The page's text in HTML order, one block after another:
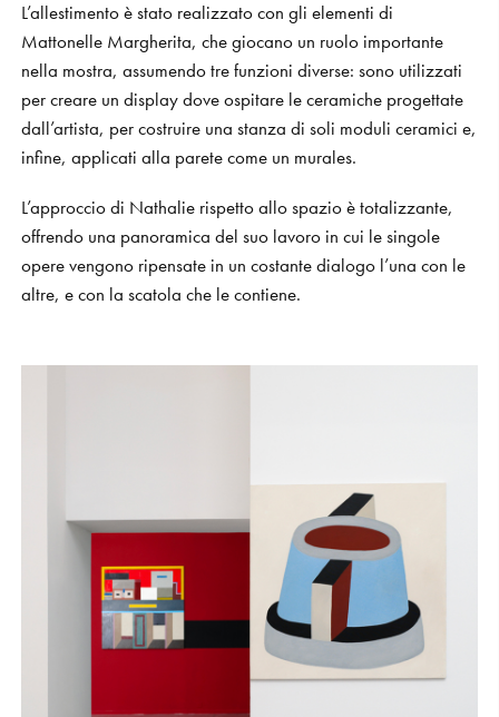
L’allestimento è stato realizzato con gli elementi di
Mattonelle Margherita, che giocano un ruolo importante
nella mostra, assumendo tre funzioni diverse: sono utilizzati
per creare un display dove ospitare le ceramiche progettate
dall’artista, per costruire una stanza di soli moduli ceramici e,
infine, applicati alla parete come un murales.
L’approccio di Nathalie rispetto allo spazio è totalizzante,
offrendo una panoramica del suo lavoro in cui le singole
opere vengono ripensate in un costante dialogo l’una con le
altre, e con la scatola che le contiene.